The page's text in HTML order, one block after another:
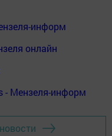
информ
онлайн
- Мензеля-информ